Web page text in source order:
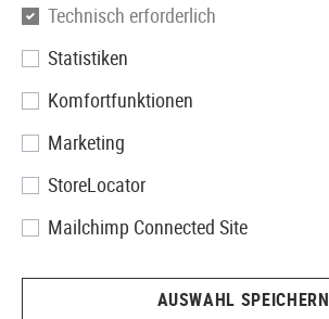
Specna Arms
Edge Lower Receiver
Technisch erforderlich
Statistiken
Komfortfunktionen
Marketing
StoreLocator
Mailchimp Connected Site
AUSWAHL SPEICHERN